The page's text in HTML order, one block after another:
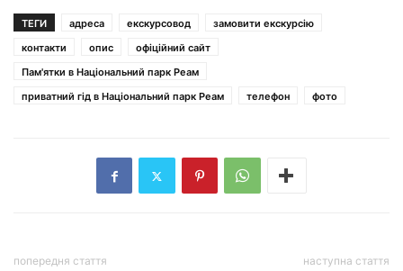
ТЕГИ адреса екскурсовод
замовити екскурсію
контакти
опис
офіційний сайт
Пам'ятки в Національний парк Реам
приватний гід в Національний парк Реам
телефон фото
попередня стаття наступна стаття